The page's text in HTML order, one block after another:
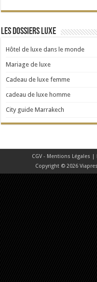
Les dossiers Luxe
Hôtel de luxe dans le monde
Mariage de luxe
Cadeau de luxe femme
cadeau de luxe homme
City guide Marrakech
CGV - Mentions Légales |
Copyright © 2026